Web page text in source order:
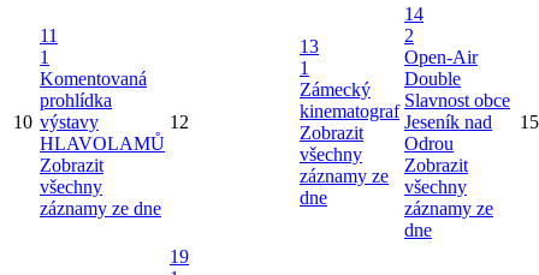
10
11
1
Komentovaná
prohlídka
výstavy
HLAVOLAMŮ
Zobrazit
všechny
záznamy ze dne
12
13
1
Zámecký
kinematograf
Zobrazit
všechny
záznamy ze
dne
14
2
Open-Air
Double
Slavnost obce
Jeseník nad
Odrou
Zobrazit
všechny
záznamy ze
dne
15
19